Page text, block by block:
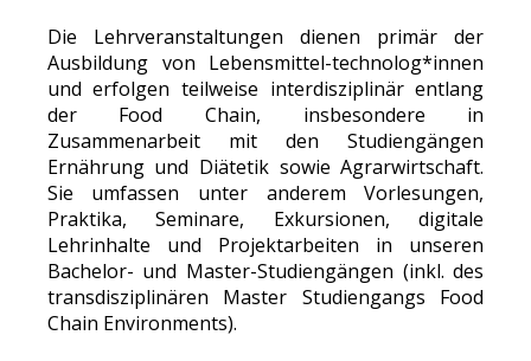
Die Lehrveranstaltungen dienen primär der
Ausbildung von Lebensmittel-technolog*innen
und erfolgen teilweise interdisziplinär entlang
der Food Chain, insbesondere in
Zusammenarbeit mit den Studiengängen
Ernährung und Diätetik sowie Agrarwirtschaft.
Sie umfassen unter anderem Vorlesungen,
Praktika, Seminare, Exkursionen, digitale
Lehrinhalte und Projektarbeiten in unseren
Bachelor- und Master-Studiengängen (inkl. des
transdisziplinären Master Studiengangs Food
Chain Environments).